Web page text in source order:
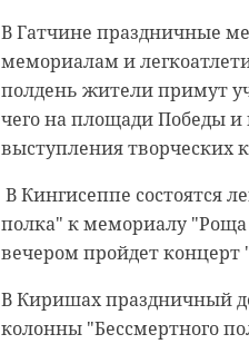
В Гатчине праздничные
мемориалам и
полдень жители примут
чего на площади Победы
выступления творческих
В Кингисеппе состоятся
полка" к мемориалу
вечером пройдет
В Киришах праздничный
колонны "Бессмертного